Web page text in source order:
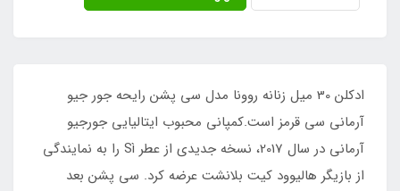
ادکلن 30 میل زنانه روونا مدل سی پشن رایحه جور جیو
آرمانی سی قرمز است.کمپانی محبوب ایتالیایی جورجیو
آرمانی در سال 2017، نسخه جدیدی از عطر Sì را به نمایندگی
از بازیگر هالیوود کیت بلانشت عرضه کرد. سی پشن بعد